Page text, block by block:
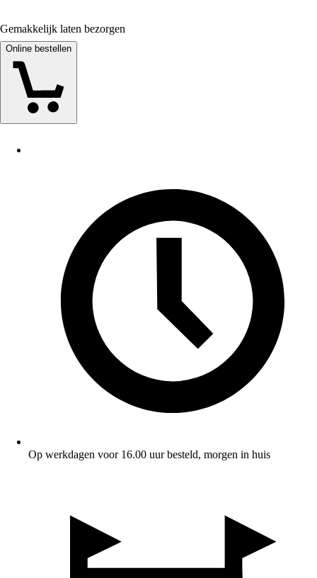
Gemakkelijk laten bezorgen
Online bestellen
Op werkdagen voor 16.00 uur besteld, morgen in huis